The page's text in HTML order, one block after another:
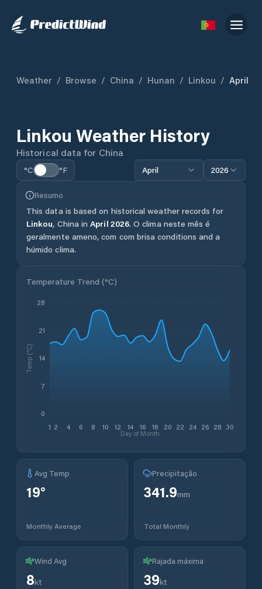
Weather / Browse / China / Hunan / Linkou / April
Linkou Weather History
Historical data for China
°C °F April 2026
Resumo
This data is based on historical weather records for
Linkou, China in April 2026.O clima neste mês é
geralmente ameno, com com brisa conditions and a
húmido clima.
Temperature Trend (°C)
1 2 4 6 8 10 12 14 16 18 20 22 24 26 28 30
Day of Month
0
7
14
21
28
Temp (°C)
Avg Temp
19°
Monthly Average
Precipitação
341.9mm
Total Monthly
Wind Avg
8kt
Rajada máxima
39kt